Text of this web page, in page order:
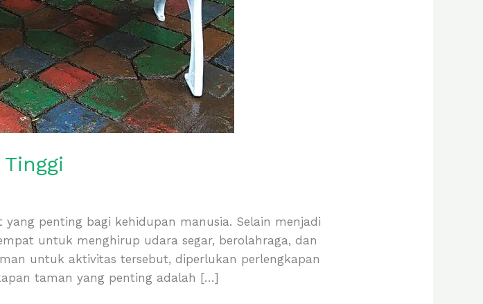
penting bagi kehidupan manusia. Selain menjadi
untuk menghirup udara segar, berolahraga, dan
untuk aktivitas tersebut, diperlukan perlengkapan
taman yang penting adalah […]